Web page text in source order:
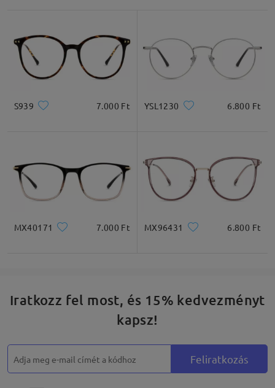
S939 7.000 Ft YSL1230 6.800 Ft
MX40171 7.000 Ft MX96431 6.800 Ft
Iratkozz fel most, és 15% kedvezményt
kapsz!
Feliratkozás